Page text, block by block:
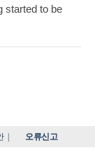
started to be
| 오류신고